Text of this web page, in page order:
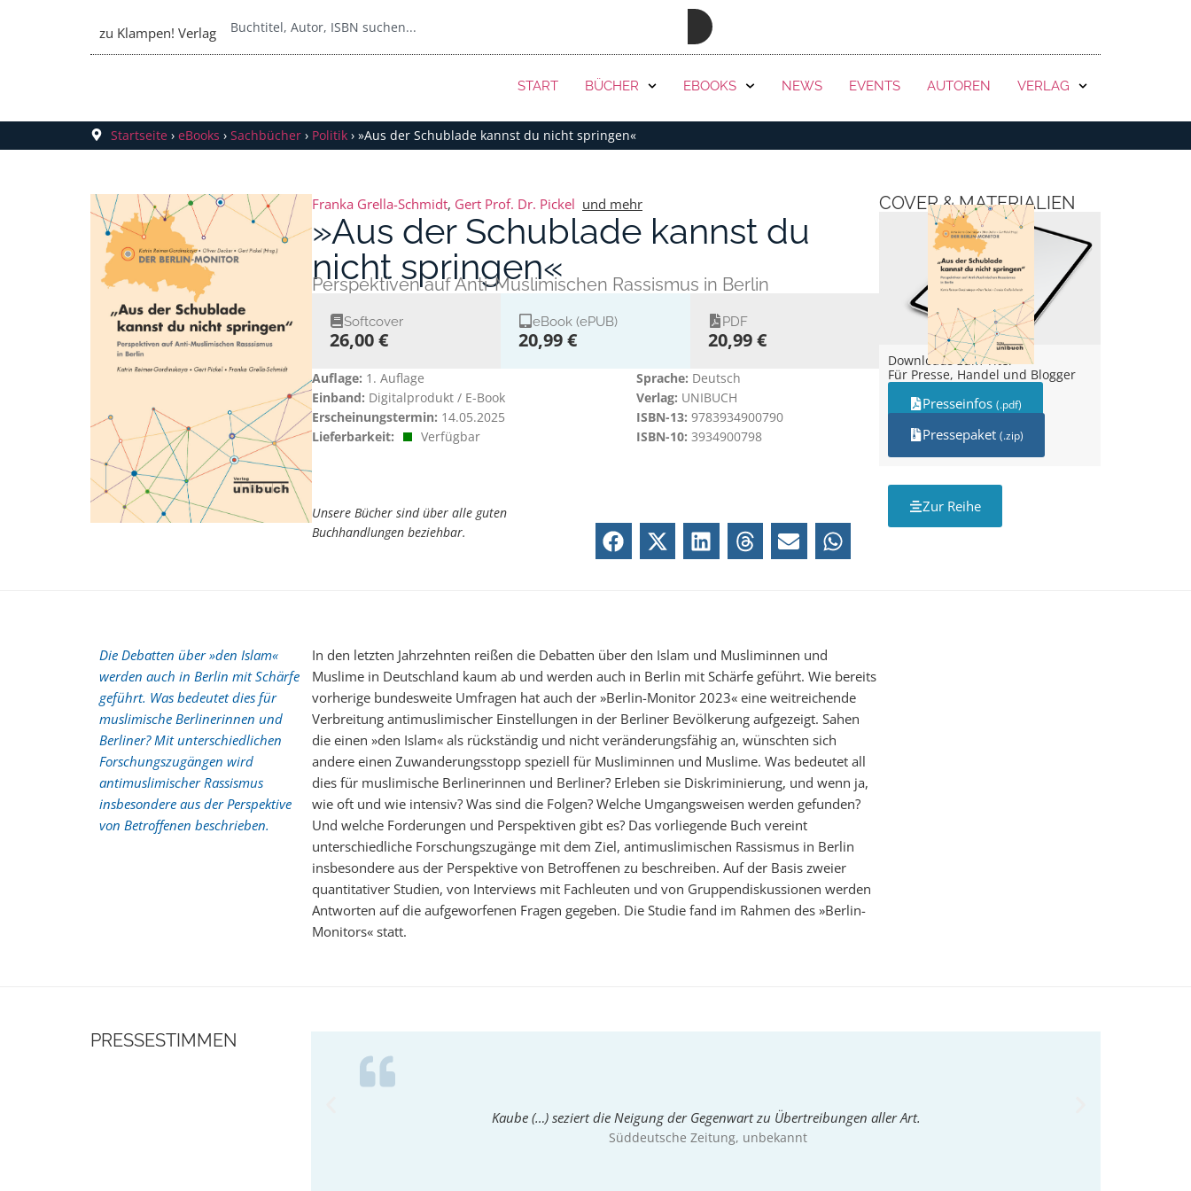
zu Klampen! Verlag
START BÜCHER EBOOKS NEWS EVENTS AUTOREN VERLAG
Startseite › eBooks › Sachbücher› Politik› »Aus der Schublade kannst du nicht springen«
Franka Grella-Schmidt, Gert Prof. Dr. Pickel und mehr
»Aus der Schublade kannst du
nicht springen«
Perspektiven auf Anti-Muslimischen Rassismus in Berlin
Softcover
26,00 €
eBook (ePUB)
20,99 €
PDF
20,99 €
Auflage: 1. Auflage
Einband: Digitalprodukt / E-Book
Erscheinungstermin: 14.05.2025
Lieferbarkeit:
Verfügbar
Sprache: Deutsch
Verlag: UNIBUCH
ISBN-13: 9783934900790
ISBN-10: 3934900798
COVER & MATERIALIEN
Downloads zum Titel –
Für Presse, Handel und Blogger
Presseinfos (.pdf)
Pressepaket (.zip)
Unsere Bücher sind über alle guten
Buchhandlungen beziehbar.
Zur Reihe
Die Debatten über »den Islam«
werden auch in Berlin mit Schärfe
geführt. Was bedeutet dies für
muslimische Berlinerinnen und
Berliner? Mit unterschiedlichen
Forschungszugängen wird
antimuslimischer Rassismus
insbesondere aus der Perspektive
von Betroffenen beschrieben.
In den letzten Jahrzehnten reißen die Debatten über den Islam und Musliminnen und
Muslime in Deutschland kaum ab und werden auch in Berlin mit Schärfe geführt. Wie bereits
vorherige bundesweite Umfragen hat auch der »Berlin-Monitor 2023« eine weitreichende
Verbreitung antimuslimischer Einstellungen in der Berliner Bevölkerung aufgezeigt. Sahen
die einen »den Islam« als rückständig und nicht veränderungsfähig an, wünschten sich
andere einen Zuwanderungsstopp speziell für Musliminnen und Muslime. Was bedeutet all
dies für muslimische Berlinerinnen und Berliner? Erleben sie Diskriminierung, und wenn ja,
wie oft und wie intensiv? Was sind die Folgen? Welche Umgangsweisen werden gefunden?
Und welche Forderungen und Perspektiven gibt es? Das vorliegende Buch vereint
unterschiedliche Forschungszugänge mit dem Ziel, antimuslimischen Rassismus in Berlin
insbesondere aus der Perspektive von Betroffenen zu beschreiben. Auf der Basis zweier
quantitativer Studien, von Interviews mit Fachleuten und von Gruppendiskussionen werden
Antworten auf die aufgeworfenen Fragen gegeben. Die Studie fand im Rahmen des »Berlin-
Monitors« statt.
PRESSESTIMMEN
Kaube (…) seziert die Neigung der Gegenwart zu Übertreibungen aller Art.
Süddeutsche Zeitung, unbekannt